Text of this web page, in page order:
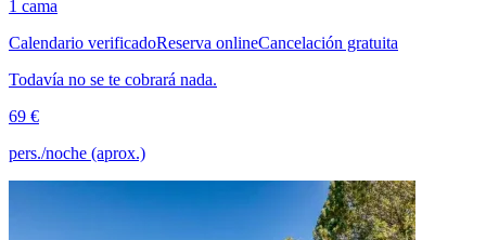
1 cama
Calendario verificadoReserva onlineCancelación gratuita
Todavía no se te cobrará nada.
69 €
pers./noche (aprox.)